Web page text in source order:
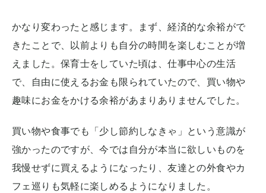
かなり変わったと感じます。まず、経済的な余裕がで
きたことで、以前よりも自分の時間を楽しむことが増
えました。保育士をしていた頃は、仕事中心の生活
で、自由に使えるお金も限られていたので、買い物や
趣味にお金をかける余裕があまりありませんでした。
買い物や食事でも「少し節約しなきゃ」という意識が
強かったのですが、今では自分が本当に欲しいものを
我慢せずに買えるようになったり、友達との外食やカ
フェ巡りも気軽に楽しめるようになりました。